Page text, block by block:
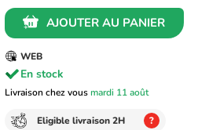
AJOUTER AU PANIER
WEB
En stock
Livraison chez vousmardi 11 août
Eligible livraison 2H ?